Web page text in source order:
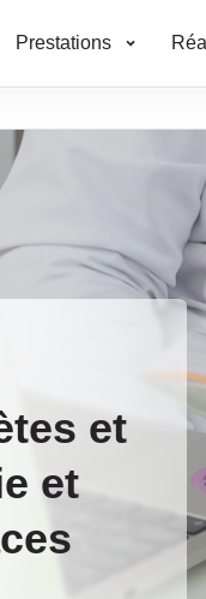
Prestations
et
et